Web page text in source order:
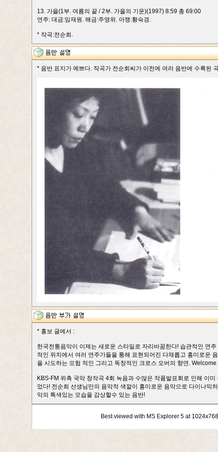
13. 가을(1부. 여름의 끝 / 2부. 가을의 기운)(1997) 8:59 총 69:00
연주: 대금:임재원. 해금:주영위. 아쟁:황숙경.
* 작곡:전순희.
* 음반 표지가 예쁘다. 작곡가 전순희씨가 이전에 여러 음반에 수록된
* 홍보 글에서 :
한국전통음악이 이제는 새로운 스타일로 자리바꿈한다! 습관적인 연
적인 위치에서 여러 연주가들을 통해 표현되어진 다채롭고 흥미로운
을 시도하는 모험 적인 그리고 독창적인 크로스 오버의 향연.
KBS-FM 위촉 국악 창작곡 4회 녹음과 수많은 작품발표회로 인해 이
었다! 전순희 선생님만의 음악적 색깔이 흥미로운 음악으로 다이나믹
악의 특색있는 모습을 감상할수 있는 음반!
Best viewed with MS Explorer 5 at